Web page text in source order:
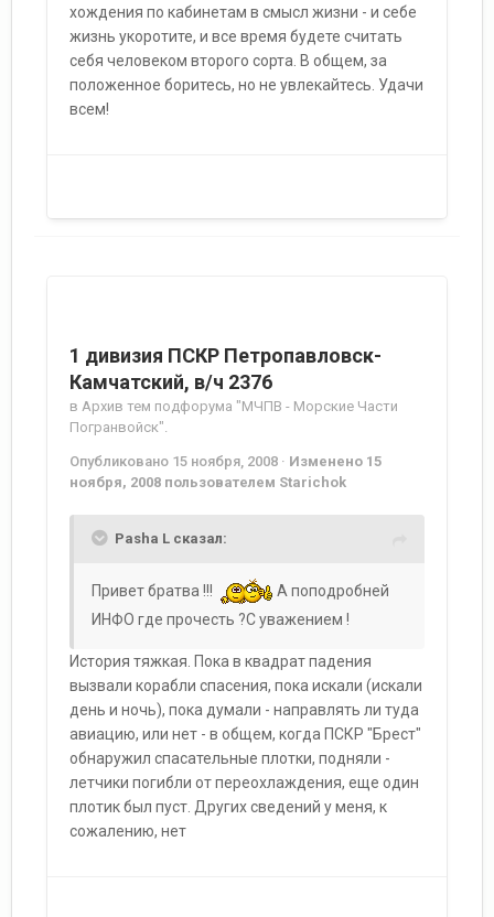
хождения по кабинетам в смысл жизни - и себе
жизнь укоротите, и все время будете считать
себя человеком второго сорта. В общем, за
положенное боритесь, но не увлекайтесь. Удачи
всем!
1 дивизия ПСКР Петропавловск-
Камчатский, в/ч 2376
в Архив тем подфорума "МЧПВ - Морские Части
Погранвойск".
Опубликовано 15 ноября, 2008 · Изменено 15
ноября, 2008 пользователем Starichok
Pasha L сказал:
Привет братва !!!
А поподробней
ИНФО где прочесть ?С уважением !
История тяжкая. Пока в квадрат падения
вызвали корабли спасения, пока искали (искали
день и ночь), пока думали - направлять ли туда
авиацию, или нет - в общем, когда ПСКР "Брест"
обнаружил спасательные плотки, подняли -
летчики погибли от переохлаждения, еще один
плотик был пуст. Других сведений у меня, к
сожалению, нет